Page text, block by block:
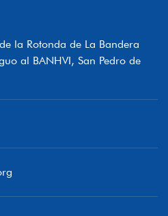
la Rotonda de La Bandera
al BANHVI, San Pedro de